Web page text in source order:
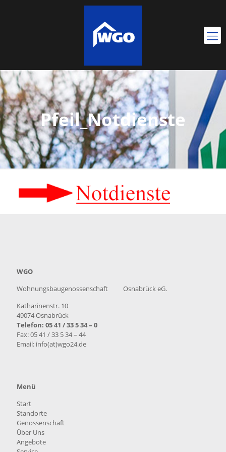
Pfeil_Notdienste
WGO
Wohnungsbaugenossenschaft Osnabrück eG.
Katharinenstr. 10
49074 Osnabrück
Telefon: 05 41 / 33 5 34 – 0
Fax: 05 41 / 33 5 34 – 44
Email: info(at)wgo24.de
Menü
Start
Standorte
Genossenschaft
Über Uns
Angebote